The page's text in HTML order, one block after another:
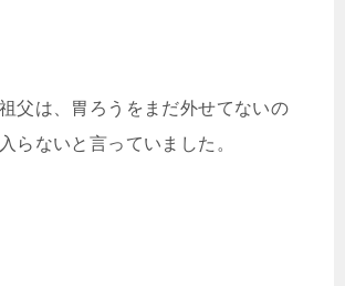
父は、胃ろうをまだ外せてないの
らないと言っていました。